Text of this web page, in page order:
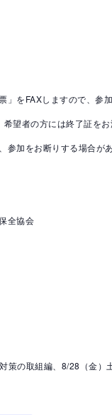
」をFAXしますので、参
望者の方には終了証を
参加をお断りする場合が
全協会
策の取組編、8/28（金